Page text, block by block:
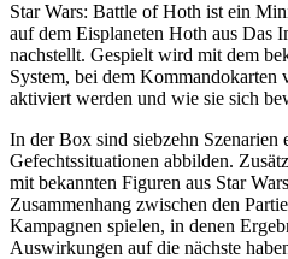
Star Wars: Battle of Hoth ist ein
auf dem Eisplaneten Hoth aus Das
nachstellt. Gespielt wird mit dem
System, bei dem Kommandokarten
aktiviert werden und wie sie sich
In der Box sind siebzehn Szenarien
Gefechtssituationen abbilden.
mit bekannten Figuren aus Star
Zusammenhang zwischen den
Kampagnen spielen, in denen
Auswirkungen auf die nächste